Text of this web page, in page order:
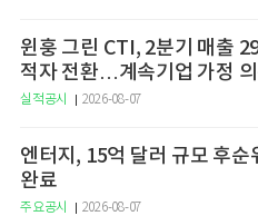
윈훙 그린 CTI, 2분기 매출
적자 전환…계속기업 가정 의
실적공시 2026-08-07
엔터지, 15억 달러 규모 후순
완료
주요공시 2026-08-07